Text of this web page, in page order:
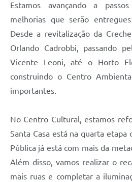
Estamos avançando a
melhorias que serão
Desde a revitalização da
Orlando Cadrobbi, passando
Vicente Leoni, até o Horto
construindo o Centro
importantes.
No Centro Cultural, estamos
Santa Casa está na quarta etapa
Pública já está com mais da
Além disso, vamos realizar o
mais ruas e completar a